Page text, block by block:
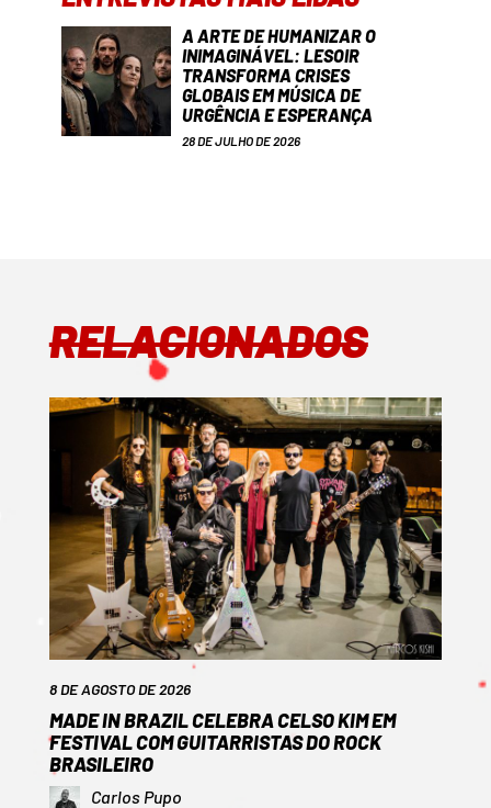
A ARTE DE HUMANIZAR O
INIMAGINÁVEL: LESOIR
TRANSFORMA CRISES
GLOBAIS EM MÚSICA DE
URGÊNCIA E ESPERANÇA
28 DE JULHO DE 2026
RELACIONADOS
8 DE AGOSTO DE 2026
MADE IN BRAZIL CELEBRA CELSO KIM EM
FESTIVAL COM GUITARRISTAS DO ROCK
BRASILEIRO
Carlos Pupo